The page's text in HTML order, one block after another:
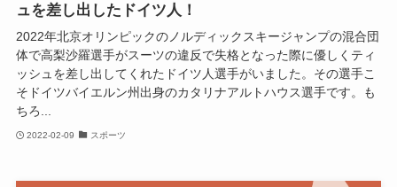
ュを差し出したドイツ人！
2022年北京オリンピックのノルディックスキージャンプの混合団
体で高梨沙羅選手がスーツの違反で失格となった際に優しくティ
ッシュを差し出してくれたドイツ人選手がいました。その選手こ
そドイツバイエルン州出身のカタリナアルトハウス選手です。も
ちろ...
2022-02-09 スポーツ